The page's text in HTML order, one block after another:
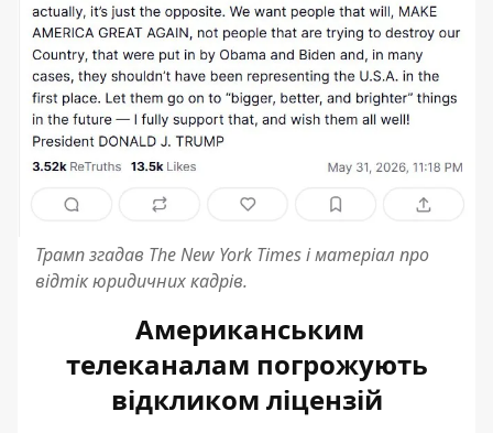
Трамп згадав The New York Times і матеріал про
відтік юридичних кадрів.
Американським
телеканалам погрожують
відкликом ліцензій